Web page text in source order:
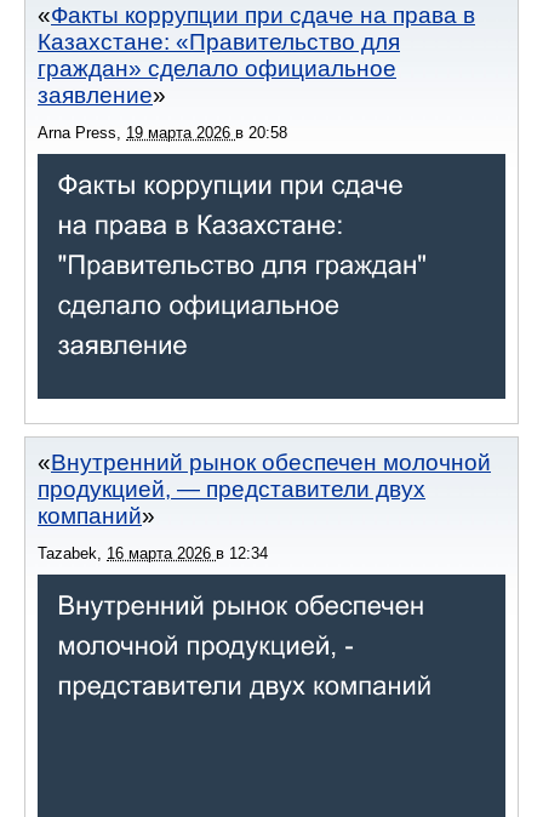
Факты коррупции при сдаче на права в
Казахстане: «Правительство для
граждан» сделало официальное
заявление
Arna Press 19 марта 2026 в 20:58
Внутренний рынок обеспечен молочной
продукцией, — представители двух
компаний
Tazabek 16 марта 2026 в 12:34